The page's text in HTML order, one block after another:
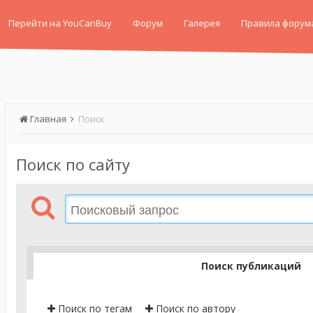
Перейти на YouCanBuy Форум Галерея Правила
Главная Поиск
Поиск по сайту
Поиск публикаций
Поиск по тегам Поиск по автору